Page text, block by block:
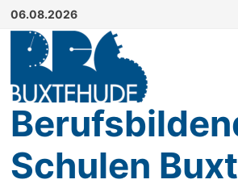
Zum
Inhalt
springen
06.08.2026
Schulen